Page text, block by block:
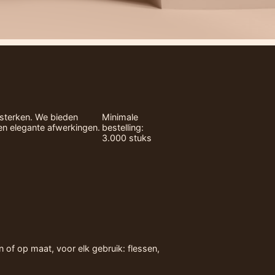
We bieden
elegante afwerkingen.
Minimale
bestelling:
3.000 stuks
of op maat, voor elk gebruik: flessen,